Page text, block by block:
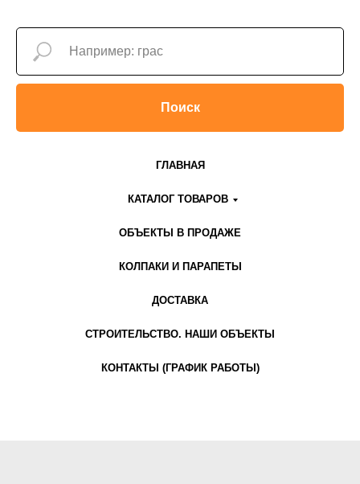
Поиск
ГЛАВНАЯ
КАТАЛОГ ТОВАРОВ
ОБЪЕКТЫ В ПРОДАЖЕ
КОЛПАКИ И ПАРАПЕТЫ
ДОСТАВКА
СТРОИТЕЛЬСТВО. НАШИ ОБЪЕКТЫ
КОНТАКТЫ (ГРАФИК РАБОТЫ)